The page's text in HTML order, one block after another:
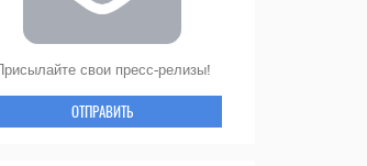
Присылайте свои пресс-релизы!
ОТПРАВИТЬ